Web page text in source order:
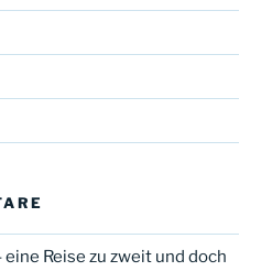
eine Reise zu zweit und doch